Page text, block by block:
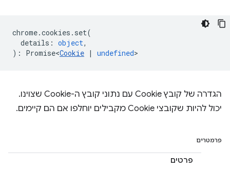
chrome.cookies . set(
details : object,
) : Promise<Cookie | undefined>
הגדרה של קובץ Cookie עם נתוני קובץ ה-Cookie שצוינו.
יכול להיות שקובצי Cookie מקבילים יוחלפו אם הם קיימים.
פרמטרים
פרטים